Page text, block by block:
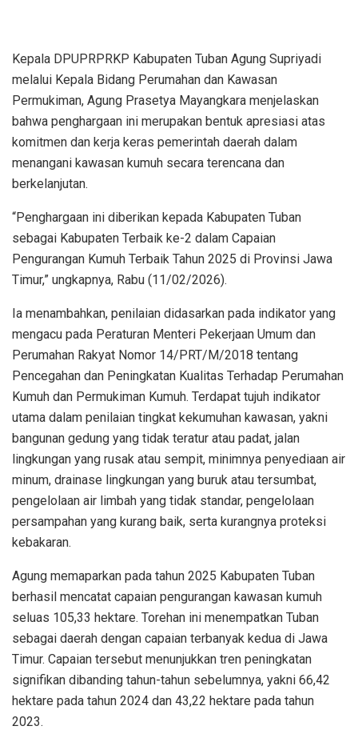
Kepala DPUPRPRKP Kabupaten Tuban Agung Supriyadi
melalui Kepala Bidang Perumahan dan Kawasan
Permukiman, Agung Prasetya Mayangkara menjelaskan
bahwa penghargaan ini merupakan bentuk apresiasi atas
komitmen dan kerja keras pemerintah daerah dalam
menangani kawasan kumuh secara terencana dan
berkelanjutan.
“Penghargaan ini diberikan kepada Kabupaten Tuban
sebagai Kabupaten Terbaik ke-2 dalam Capaian
Pengurangan Kumuh Terbaik Tahun 2025 di Provinsi Jawa
Timur,” ungkapnya, Rabu (11/02/2026).
Ia menambahkan, penilaian didasarkan pada indikator yang
mengacu pada Peraturan Menteri Pekerjaan Umum dan
Perumahan Rakyat Nomor 14/PRT/M/2018 tentang
Pencegahan dan Peningkatan Kualitas Terhadap Perumahan
Kumuh dan Permukiman Kumuh. Terdapat tujuh indikator
utama dalam penilaian tingkat kekumuhan kawasan, yakni
bangunan gedung yang tidak teratur atau padat, jalan
lingkungan yang rusak atau sempit, minimnya penyediaan air
minum, drainase lingkungan yang buruk atau tersumbat,
pengelolaan air limbah yang tidak standar, pengelolaan
persampahan yang kurang baik, serta kurangnya proteksi
kebakaran.
Agung memaparkan pada tahun 2025 Kabupaten Tuban
berhasil mencatat capaian pengurangan kawasan kumuh
seluas 105,33 hektare. Torehan ini menempatkan Tuban
sebagai daerah dengan capaian terbanyak kedua di Jawa
Timur. Capaian tersebut menunjukkan tren peningkatan
signifikan dibanding tahun-tahun sebelumnya, yakni 66,42
hektare pada tahun 2024 dan 43,22 hektare pada tahun
2023.